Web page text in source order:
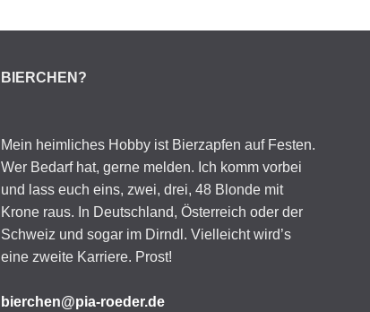
BIERCHEN?
Mein heimliches Hobby ist Bierzapfen auf Festen.
Wer Bedarf hat, gerne melden. Ich komm vorbei
und lass euch eins, zwei, drei, 48 Blonde mit
Krone raus. In Deutschland, Österreich oder der
Schweiz und sogar im Dirndl. Vielleicht wird’s
eine zweite Karriere. Prost!
bierchen@pia-roeder.de